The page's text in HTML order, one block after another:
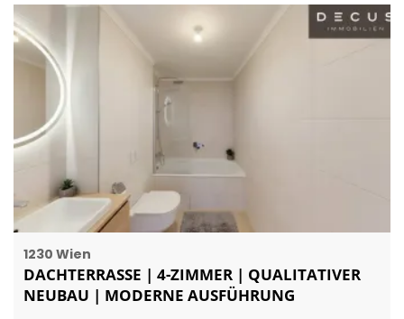
1230 Wien
DACHTERRASSE | 4-ZIMMER | QUALITATIVER
NEUBAU | MODERNE AUSFÜHRUNG